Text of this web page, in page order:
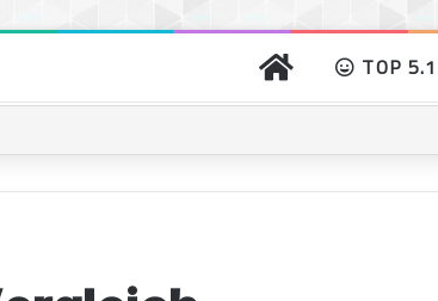
START TOP 5.1
– So gibst Du Deinem Grillgut das perfekte Raucharoma